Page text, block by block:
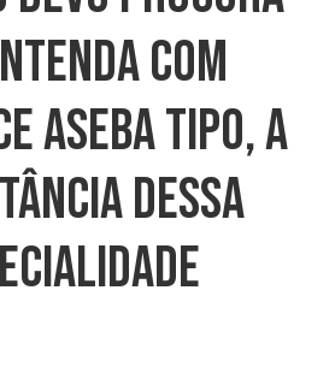
Com
Aseba Tipo, A
Dessa